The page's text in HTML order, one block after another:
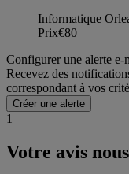
Informatique
Prix€80
Configurer une alerte e-
Recevez des
correspondant à vos
Créer une alerte
1
Votre avis